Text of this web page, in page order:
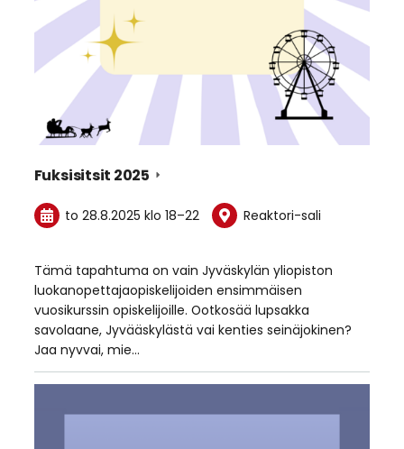
Fuksisitsit 2025
to 28.8.2025klo 18–22 Reaktori-sali
Tämä tapahtuma on vain Jyväskylän yliopiston
luokanopettajaopiskelijoiden ensimmäisen
vuosikurssin opiskelijoille. Ootkosää lupsakka
savolaane, Jyvääskylästä vai kenties seinäjokinen?
Jaa nyvvai, mie…